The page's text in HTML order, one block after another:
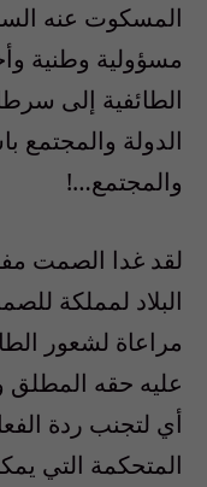
المسكوت عنه
مسؤولية وطنية
الطائفية إلى
الدولة والمجتمع
والمجتمع…!
لقد غدا الصمت
البلاد لمملكة
مراعاة لشعور
عليه حقه
أي لتجنب ردة
المتحكمة التي